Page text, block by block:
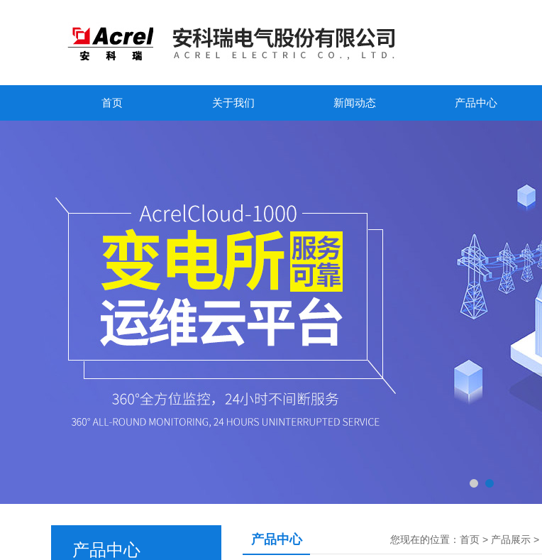
首页 关于我们 新闻动态 产品中心
产品中心
产品中心 您现在的位置： 首页 > 产品展示 >